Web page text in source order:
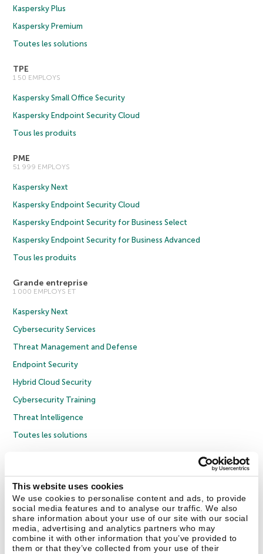
This website uses cookies
We use cookies to personalise content and ads, to provide
social media features and to analyse our traffic. We also
share information about your use of our site with our social
media, advertising and analytics partners who may
combine it with other information that you’ve provided to
them or that they’ve collected from your use of their
Kaspersky Plus
Kaspersky Premium
Toutes les solutions
TPE
1 50 EMPLOYS
Kaspersky Small Office Security
Kaspersky Endpoint Security Cloud
Tous les produits
PME
51 999 EMPLOYS
Kaspersky Next
Kaspersky Endpoint Security Cloud
Kaspersky Endpoint Security for Business Select
Kaspersky Endpoint Security for Business Advanced
Tous les produits
Grande entreprise
1 000 EMPLOYS ET
Kaspersky Next
Cybersecurity Services
Threat Management and Defense
Endpoint Security
Hybrid Cloud Security
Cybersecurity Training
Threat Intelligence
Toutes les solutions
Politique de confidentialité
Contrat de licence entreprises
Cookies
Nous contacter À propos Partenaires Blog Communiqués de presse
Securelist Eugene Personal Blog Encyclopédie de Kaspersky